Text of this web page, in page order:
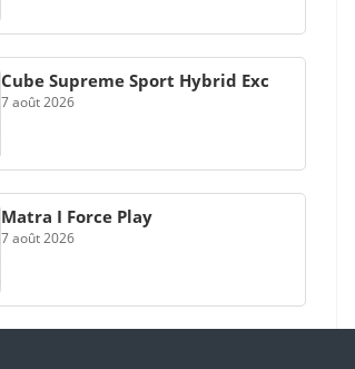
Cube Supreme Sport Hybrid Exc
7 août 2026
Matra I Force Play
7 août 2026